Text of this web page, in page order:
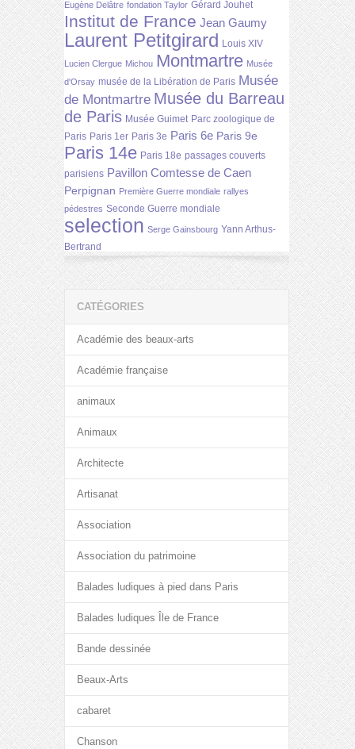
Eugène Delâtre fondation Taylor Gérard Jouhet
Institut de France Jean Gaumy
Laurent Petitgirard Louis XIV
Lucien Clergue Michou Montmartre Musée
d'Orsay musée de la Libération de Paris Musée
de Montmartre Musée du Barreau
de Paris Musée Guimet Parc zoologique de
Paris Paris 1er Paris 3e Paris 6e Paris 9e
Paris 14e Paris 18e passages couverts
parisiens Pavillon Comtesse de Caen
Perpignan Première Guerre mondiale rallyes
pédestres Seconde Guerre mondiale
selection Serge Gainsbourg Yann Arthus-
Bertrand
CATÉGORIES
Académie des beaux-arts
Académie française
animaux
Animaux
Architecte
Artisanat
Association
Association du patrimoine
Balades ludiques à pied dans Paris
Balades ludiques Île de France
Bande dessinée
Beaux-Arts
cabaret
Chanson